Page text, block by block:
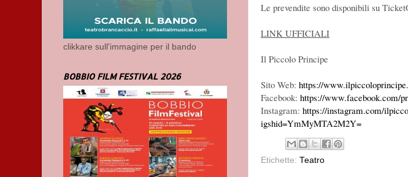
Le prevendite sono disponibili su
LINK UFFICIALI
Il Piccolo Principe
Sito Web: https://
Facebook: https://www.facebook.com/
Instagram: https://instagram.com/
igshid=YmMyMTA2M2Y=
Etichette: Teatro
clikkare sull'immagine per il bando
BOBBIO FILM FESTIVAL 2026